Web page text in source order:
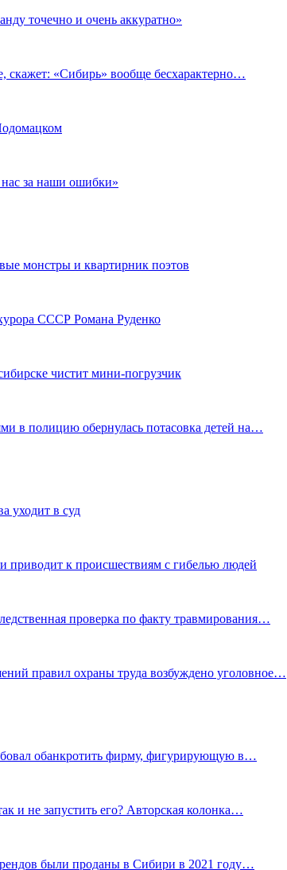
точечно и очень аккуратно»
скажет: «Сибирь» вообще бесхарактерно…
за наши ошибки»
монстры и квартирник поэтов
СССР Романа Руденко
чистит мини-погрузчик
в полицию обернулась потасовка детей на…
уходит в суд
приводит к происшествиям с гибелью людей
проверка по факту травмирования…
правил охраны труда возбуждено уголовное…
обанкротить фирму, фигурирующую в…
и не запустить его? Авторская колонка…
были проданы в Сибири в 2021 году…